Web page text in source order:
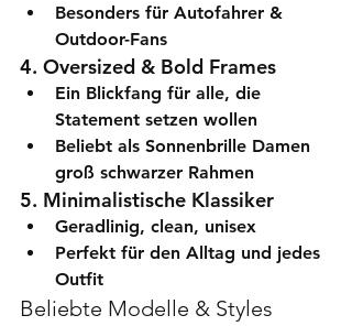
Besonders für Autofahrer &
Outdoor-Fans
4. Oversized & Bold Frames
Ein Blickfang für alle, die
Statement setzen wollen
Beliebt als Sonnenbrille Damen
groß schwarzer Rahmen
5. Minimalistische Klassiker
Geradlinig, clean, unisex
Perfekt für den Alltag und jedes
Outfit
Beliebte Modelle & Styles